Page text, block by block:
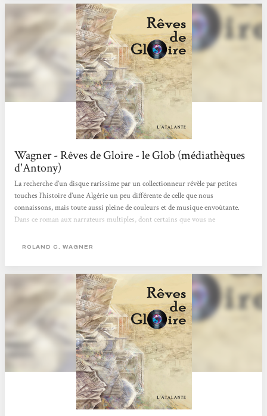
Wagner - Rêves de Gloire - le Glob (médiathèques
d'Antony)
La recherche d’un disque rarissime par un collectionneur révèle par petites
touches l’histoire d’une Algérie un peu différente de celle que nous
connaissons, mais toute aussi pleine de couleurs et de musique envoûtante.
Dans ce roman aux narrateurs multiples, dont certains que vous ne
général, une vision d'ensemble de l’Algérie imaginée par R. C. Wagner. Pas de
dans le présent ou le passé...
ROLAND C. WAGNER